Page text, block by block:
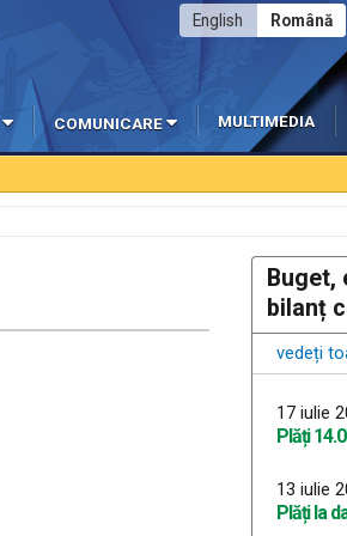
Română
English
COMUNICARE MULTIMEDIA
Buget,
bilanț
vedeți
17 iulie
Plăți
13 iulie
Plăți la